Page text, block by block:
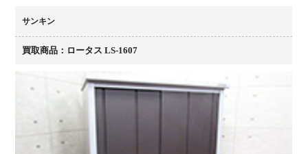
サンキン
買取商品：ロータス LS-1607